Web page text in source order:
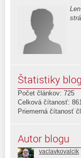
Štatistiky
Počet článkov: 725
Celková čítanosť:
Priemerná čítanosť
Autor blogu
vaclavkovalcik